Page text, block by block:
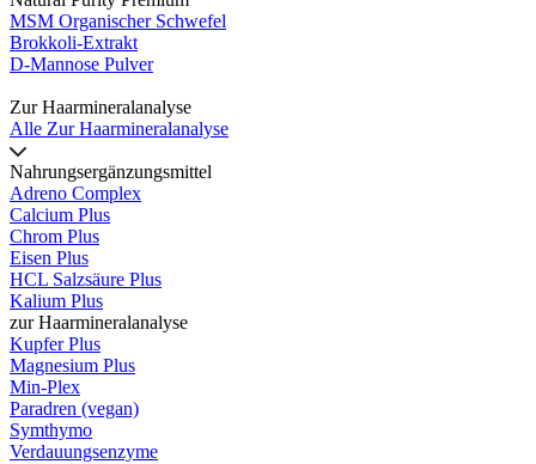
MSM Organischer Schwefel
Brokkoli-Extrakt
D-Mannose Pulver
Zur Haarmineralanalyse
Alle Zur Haarmineralanalyse
Nahrungsergänzungsmittel
Adreno Complex
Calcium Plus
Chrom Plus
Eisen Plus
HCL Salzsäure Plus
Kalium Plus
zur Haarmineralanalyse
Kupfer Plus
Magnesium Plus
Min-Plex
Paradren (vegan)
Symthymo
Verdauungsenzyme